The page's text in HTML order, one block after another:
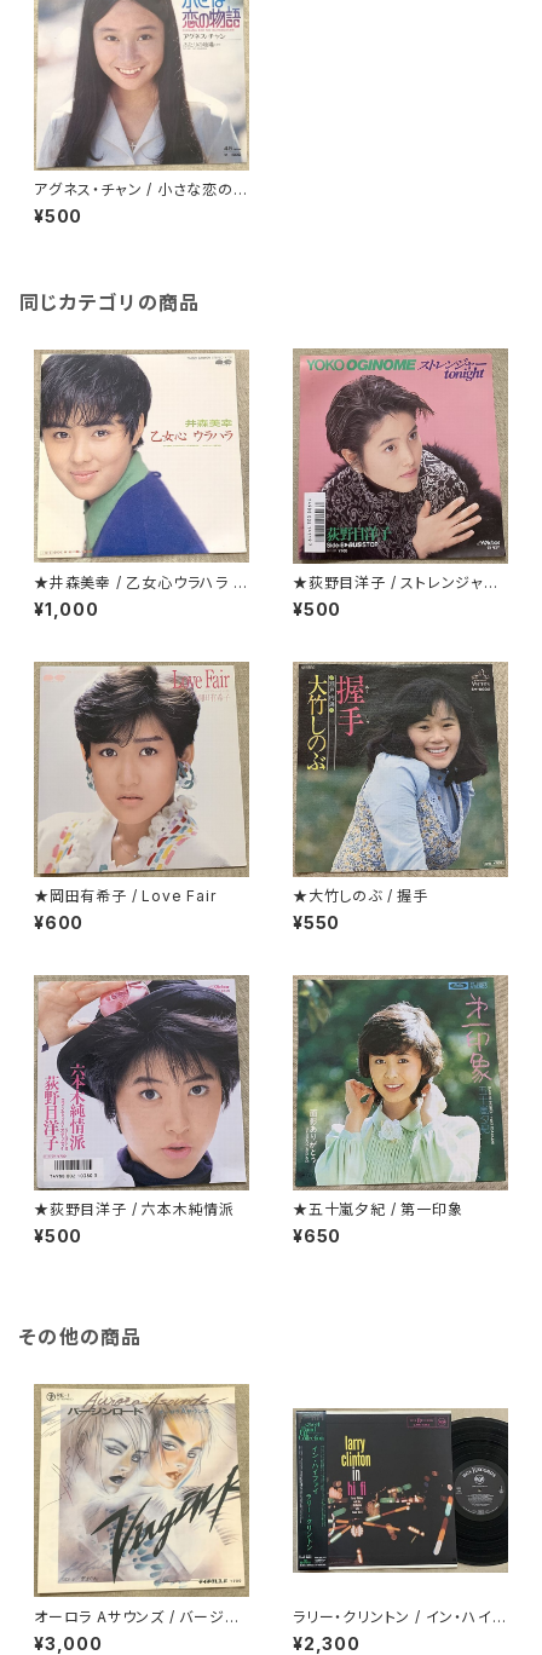
アグネス・チャン / 小さな恋の物
語
¥500
同じカテゴリの商品
★井森美幸 / 乙女心ウラハラ プ
ロモ
¥1,000
★荻野目洋子 / ストレンジャーt
onight
¥500
★岡田有希子 / Love Fair
¥600
★大竹しのぶ / 握手
¥550
★荻野目洋子 / 六本木純情派
¥500
★五十嵐夕紀 / 第一印象
¥650
その他の商品
オーロラ Aサウンズ / バージン
ロード
¥3,000
ラリー・クリントン / イン・ハイフ
ァイ
¥2,300